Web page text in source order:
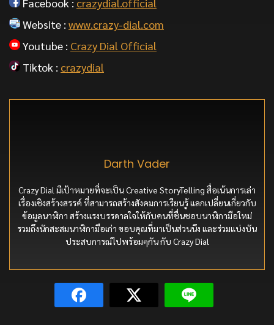
Facebook : crazydial.official
Website : www.crazy-dial.com
Youtube : Crazy Dial Official
Tiktok : crazydial
Darth Vader
Crazy Dial มีเป้าหมายที่จะเป็น Creative StoryTelling สื่อเน้นการเล่า
เรื่องเชิงสร้างสรรค์ ที่สามารถสร้างสังคมการเรียนรู้ แลกเปลี่ยนเกี่ยวกับ
ข้อมูลนาฬิกา สร้างแรงบรรดาลใจให้กับคนที่ชื่นชอบนาฬิกามือใหม่
รวมถึงนักสะสมนาฬิกามือเก่า ขอบคุณที่มาเป็นส่วนนึง และร่วมแบ่งบัน
ประสบการณ์ไปพร้อมๆกัน กับ Crazy Dial